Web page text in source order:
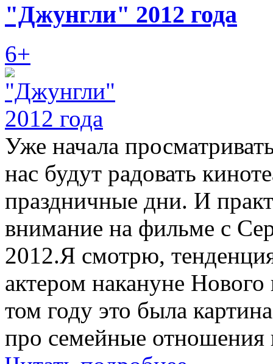
"Джунгли" 2012 года
6+
Уже начала
нас будут радовать
праздничные дни. И
внимание на фильме с
2012.Я смотрю,
актером накануне Нового
том году это была
про семейные